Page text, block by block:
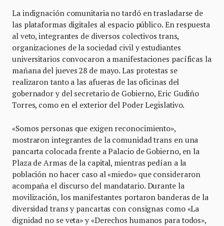
La indignación comunitaria no tardó en trasladarse de
las plataformas digitales al espacio público. En respuesta
al veto, integrantes de diversos colectivos trans,
organizaciones de la sociedad civil y estudiantes
universitarios convocaron a manifestaciones pacíficas la
mañana del jueves 28 de mayo. Las protestas se
realizaron tanto a las afueras de las oficinas del
gobernador y del secretario de Gobierno, Eric Gudiño
Torres, como en el exterior del Poder Legislativo.
«Somos personas que exigen reconocimiento»,
mostraron integrantes de la comunidad trans en una
pancarta colocada frente a Palacio de Gobierno, en la
Plaza de Armas de la capital, mientras pedían a la
población no hacer caso al «miedo» que consideraron
acompaña el discurso del mandatario. Durante la
movilización, los manifestantes portaron banderas de la
diversidad trans y pancartas con consignas como «La
dignidad no se veta» y «Derechos humanos para todos»,